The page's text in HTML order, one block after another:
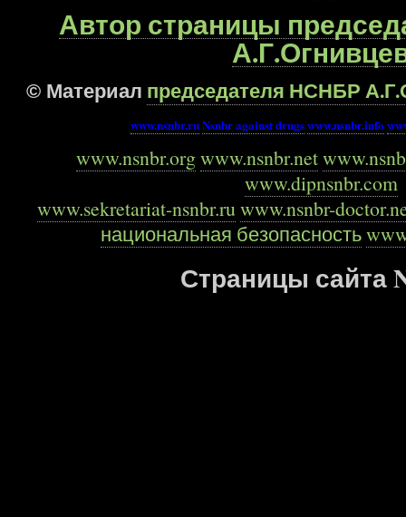
Автор страницы
© Материал председателя НСНБР
www.nsnbr.ruNsnbr against drugswww.nsnbr.info
www.nsnbr.orgwww.nsnbr.net
www.dipnsnbr.com
www.sekretariat-nsnbr.ruwww.nsnbr-
национальная безопасность
Страницы сайта